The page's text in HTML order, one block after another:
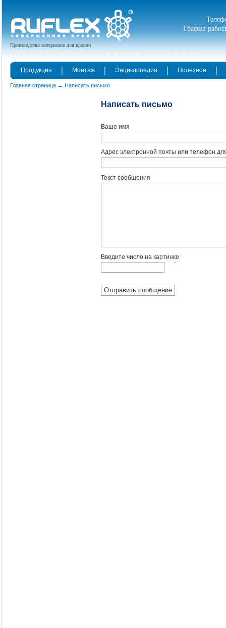
Производство материалов для кровли
График
Продукция Монтаж Энциклопедия Полезное
Главная страница Написать письмо
Написать письмо
Ваше имя
Адрес электронной почты или телефон
Текст сообщения
Введите число на картинке